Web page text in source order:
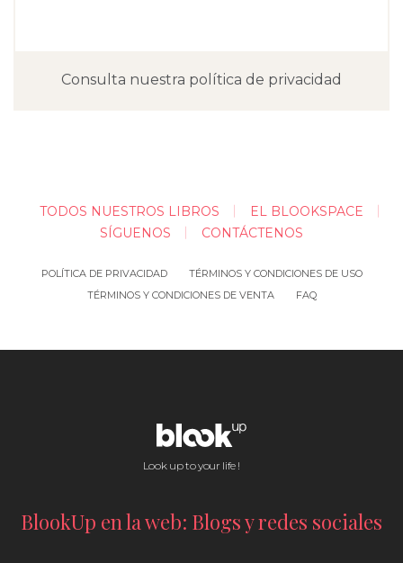
Consulta nuestra política de privacidad
TODOS NUESTROS LIBROS
EL BLOOKSPACE
SÍGUENOS
CONTÁCTENOS
POLÍTICA DE PRIVACIDAD
TÉRMINOS Y CONDICIONES DE USO
TÉRMINOS Y CONDICIONES DE VENTA
FAQ
Look up to your life !
BlookUp en la web: Blogs y redes sociales